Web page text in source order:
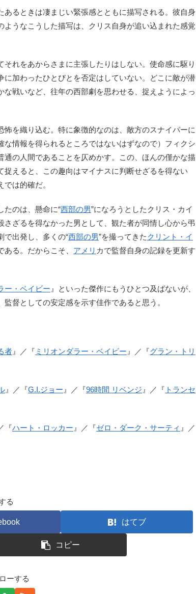
るときは凄まじい緊張感とともに描写される。彼自身
ようなこうした描写は、クリス自身が追い込まれた感覚
れをあからさまに主張したりはしない。使命感に駆り
加わったひとびとを否定はしていない。どこに敵が潜
戦いなど、往年の西部劇を思わせる、捉えようによっ
を織り込む。特に象徴的なのは、敵方のスナイパーに
情報を得られるところではないはずなので）フィクシ
の人間であることを仄めかす。この、ほんの僅かな描
えると、この趣向はマイナスに判断せざるを得ない
は的確だ。
のは、懸命に“西部の男”になろうとしたクリス・カイ
ざるを得なかった男として、観た者が同情し心から弔
で出発し、多くの“西部の男”を撮ってきた クリント・イ
る。だからこそ、 アメリ カで監督自身の記録を更新す
ー・ベイビー 』といった傑作にもうひとつ及ばないが、
督としての安定感を示す佳作であると思う。
者 』／『 ミリオンダラー・ベイビー 』／『グラン・トリ
』／『G.I.ジョー 』／『96時間 リベンジ 』／『 トランセ
『ハート・ロッカー 』／『ゼロ・ダーク・サーティ 』／
る
はてブ
コピー
ーする